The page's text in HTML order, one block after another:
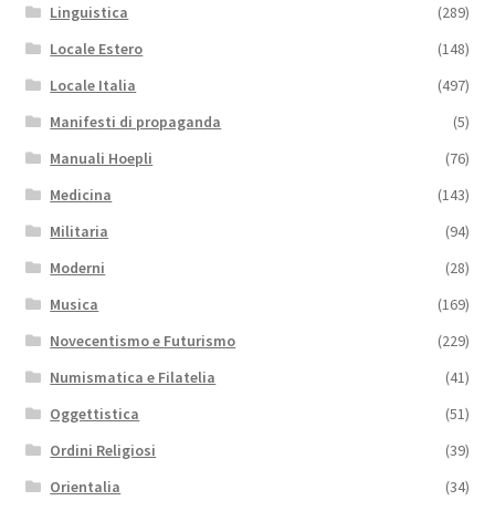
Linguistica
(289)
Locale Estero
(148)
Locale Italia
(497)
Manifesti di propaganda
(5)
Manuali Hoepli
(76)
Medicina
(143)
Militaria
(94)
Moderni
(28)
Musica
(169)
Novecentismo e Futurismo
(229)
Numismatica e Filatelia
(41)
Oggettistica
(51)
Ordini Religiosi
(39)
Orientalia
(34)